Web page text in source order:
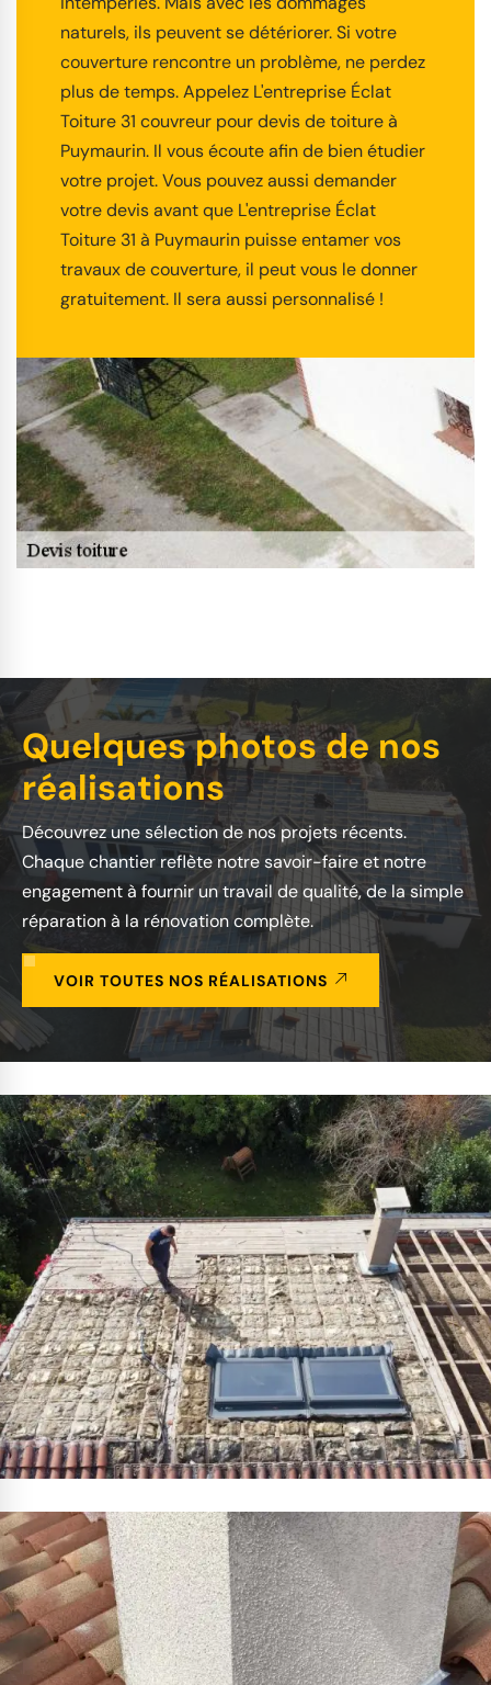
naturels, ils peuvent se détériorer. Si votre
couverture rencontre un problème, ne perdez
plus de temps. Appelez L'entreprise Éclat
Toiture 31 couvreur pour devis de toiture à
Puymaurin. Il vous écoute afin de bien étudier
votre projet. Vous pouvez aussi demander
votre devis avant que L'entreprise Éclat
Toiture 31 à Puymaurin puisse entamer vos
travaux de couverture, il peut vous le donner
gratuitement. Il sera aussi personnalisé !
Quelques photos de nos
réalisations
Découvrez une sélection de nos projets récents.
Chaque chantier reflète notre savoir-faire et notre
engagement à fournir un travail de qualité, de la simple
réparation à la rénovation complète.
VOIR TOUTES NOS RÉALISATIONS